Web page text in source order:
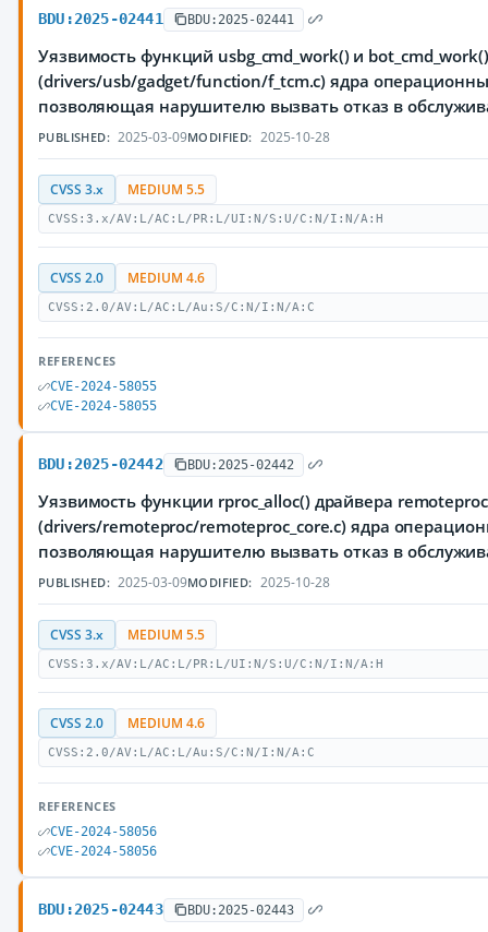
BDU:2025-02441 BDU:2025-02441
Уязвимость функций usbg_cmd_work() и
(drivers/usb/gadget/function/f_tcm.c) ядра
позволяющая нарушителю вызвать отказ в
PUBLISHED: 2025-03-09MODIFIED: 2025-10-28
CVSS 3.x MEDIUM 5.5
CVSS:3.x/AV:L/AC:L/PR:L/UI:N/S:U/C:N/I:N/A:H
CVSS 2.0 MEDIUM 4.6
CVSS:2.0/AV:L/AC:L/Au:S/C:N/I:N/A:C
REFERENCES
CVE-2024-58055
CVE-2024-58055
BDU:2025-02442 BDU:2025-02442
Уязвимость функции rproc_alloc() драйвера remoteproc
(drivers/remoteproc/remoteproc_core.c) ядра
позволяющая нарушителю вызвать отказ в
PUBLISHED: 2025-03-09MODIFIED: 2025-10-28
CVSS 3.x MEDIUM 5.5
CVSS:3.x/AV:L/AC:L/PR:L/UI:N/S:U/C:N/I:N/A:H
CVSS 2.0 MEDIUM 4.6
CVSS:2.0/AV:L/AC:L/Au:S/C:N/I:N/A:C
REFERENCES
CVE-2024-58056
CVE-2024-58056
BDU:2025-02443 BDU:2025-02443